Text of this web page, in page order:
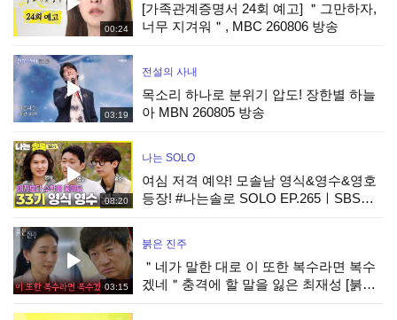
00:24
[가족관계증명서 24회 예고] ＂그만하자,
너무 지겨워＂, MBC 260806 방송
03:19
전설의 사내
목소리 하나로 분위기 압도! 장한별 하늘
아 MBN 260805 방송
08:20
나는 SOLO
여심 저격 예약! 모솔남 영식&영수&영호
등장! #나는솔로 SOLO EP.265ㅣSBS
03:15
붉은 진주
＂네가 말한 대로 이 또한 복수라면 복수
겠네＂충격에 할 말을 잃은 최재성 [붉은